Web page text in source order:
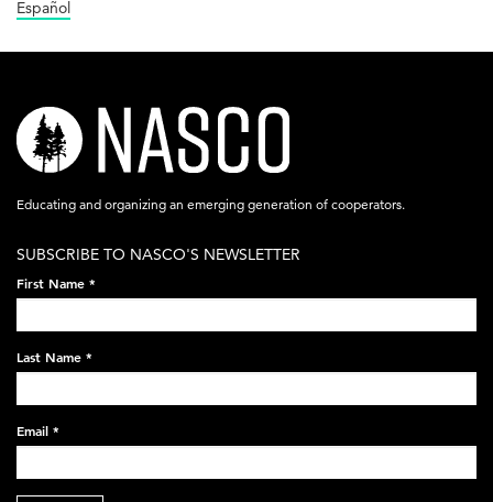
Español
nasco-
logo-
acronym-
on-
black-
248x60.png
Educating and organizing an emerging generation of cooperators.
SUBSCRIBE TO NASCO'S NEWSLETTER
First Name *
Last Name *
Email *